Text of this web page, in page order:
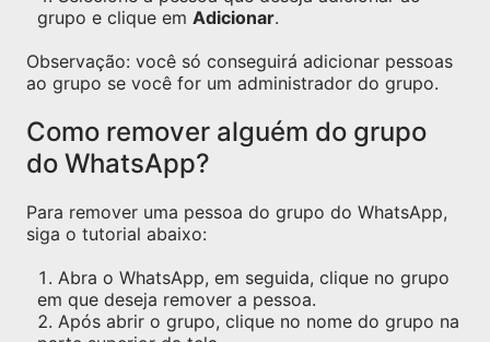
grupo e clique em Adicionar.
Observação: você só conseguirá adicionar pessoas
ao grupo se você for um administrador do grupo.
Como remover alguém do grupo
do WhatsApp?
Para remover uma pessoa do grupo do WhatsApp,
siga o tutorial abaixo:
Abra o WhatsApp, em seguida, clique no grupo
em que deseja remover a pessoa.
Após abrir o grupo, clique no nome do grupo na